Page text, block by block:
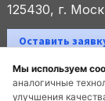
Мы используем
аналогичные
улучшения
125430, г.
Оставить